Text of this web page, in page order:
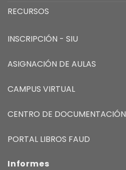
RECURSOS
INSCRIPCIÓN - SIU
ASIGNACIÓN DE AULAS
CAMPUS VIRTUAL
CENTRO DE DOCUMENTACIÓN
PORTAL LIBROS FAUD
Informes